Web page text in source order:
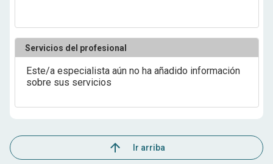
Servicios del profesional
Este/a especialista aún no ha añadido información
sobre sus servicios
Ir arriba